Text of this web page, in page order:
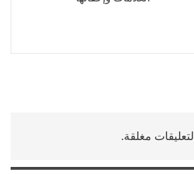
التعليقات مغلقة.